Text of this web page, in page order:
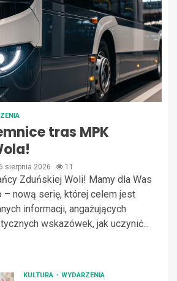
tras MPK
6 sierpnia 2026 11
Zduńskiej Woli! Mamy dla Was
– nową serię, której celem jest
informacji, angażujących
wskazówek, jak uczynić...
KULTURA WYDARZENIA